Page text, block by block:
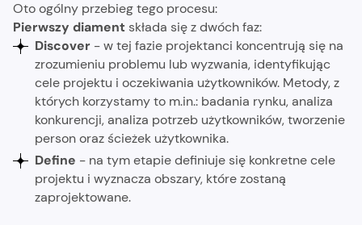
Oto ogólny przebieg tego procesu:
Pierwszy diament składa się z dwóch faz:
Discover - w tej fazie projektanci koncentrują się na
zrozumieniu problemu lub wyzwania, identyfikując
cele projektu i oczekiwania użytkowników. Metody, z
których korzystamy to m.in.: badania rynku, analiza
konkurencji, analiza potrzeb użytkowników, tworzenie
person oraz ścieżek użytkownika.
Define - na tym etapie definiuje się konkretne cele
projektu i wyznacza obszary, które zostaną
zaprojektowane.